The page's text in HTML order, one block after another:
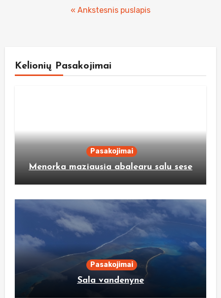
pagination« Ankstesnis puslapis
Kelionių Pasakojimai
Pasakojimai
Menorka maziausia abalearu salu sese
Pasakojimai
Sala vandenyne